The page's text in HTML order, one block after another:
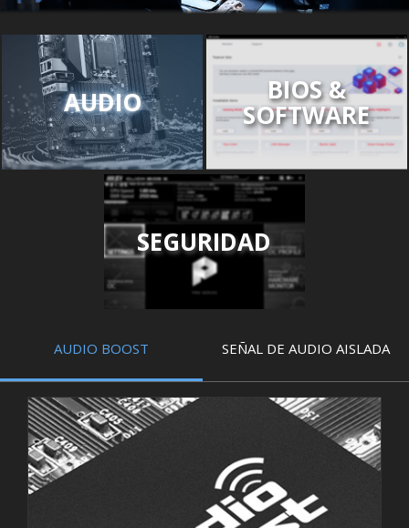
AUDIO BIOS &
SOFTWARE
SEGURIDAD
AUDIO BOOST SEÑAL DE AUDIO AISLADA